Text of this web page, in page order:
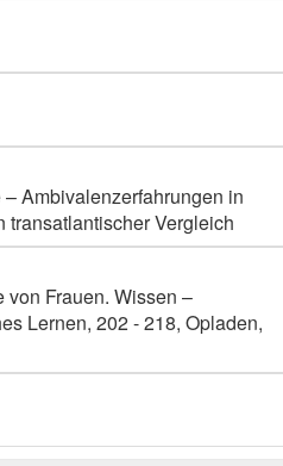
Ambivalenzerfahrungen in
Vergleich
Frauen. Wissen –
Lernen, 202 - 218, Opladen,